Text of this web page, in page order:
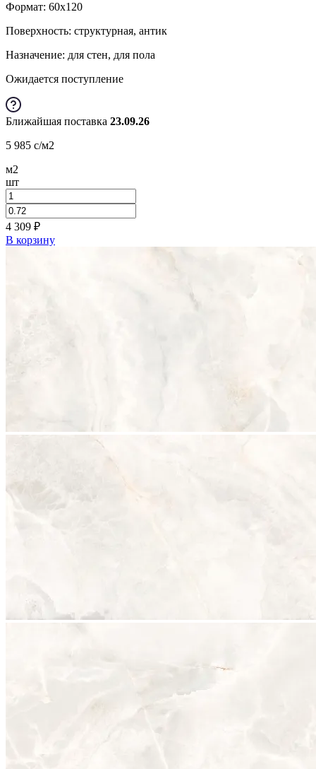
Формат: 60x120
Поверхность: структурная, антик
Назначение: для стен, для пола
Ожидается поступление
Ближайшая поставка 23.09.26
5 985 c/м2
м2
шт
4 309 ₽
В корзину